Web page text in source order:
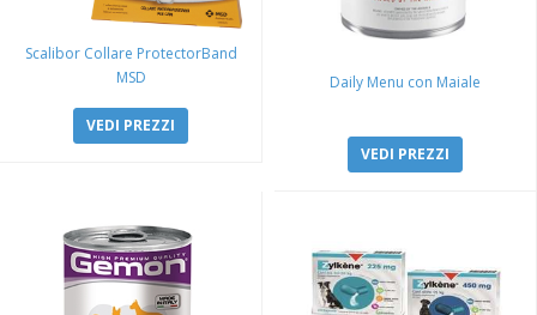
Scalibor Collare ProtectorBand
MSD
VEDI PREZZI
Daily Menu con Maiale
VEDI PREZZI